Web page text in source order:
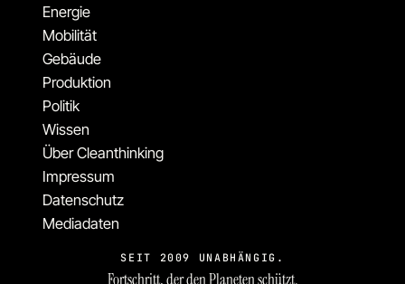
Energie
Mobilität
Gebäude
Produktion
Politik
Wissen
Über Cleanthinking
Impressum
Datenschutz
Mediadaten
SEIT 2009 UNABHÄNGIG.
Fortschritt, der den Planeten schützt.